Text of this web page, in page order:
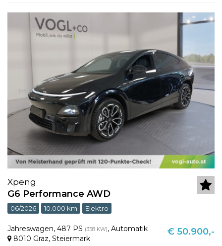
Xpeng
G6 Performance AWD
06/2026 10.000 km Elektro
Jahreswagen, 487 PS (358 KW), Automatik
8010 Graz, Steiermark
€ 50.900,-